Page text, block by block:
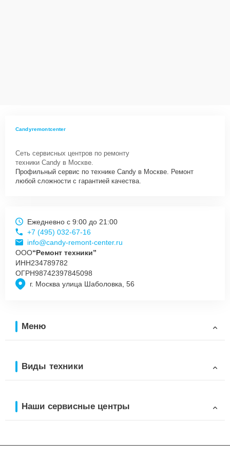
Candyremontcenter
Сеть сервисных центров по ремонту
техники Candy в Москве.
Профильный сервис по технике Candy в Москве. Ремонт
любой сложности с гарантией качества.
г. Москва улица Шаболовка, 56
Ежедневно с 9:00 до 21:00
+7 (495) 032-67-16
info@candy-remont-center.ru
ООО“Ремонт техники”
ИНН234789782
ОГРН98742397845098
Меню
Виды техники
Наши сервисные центры